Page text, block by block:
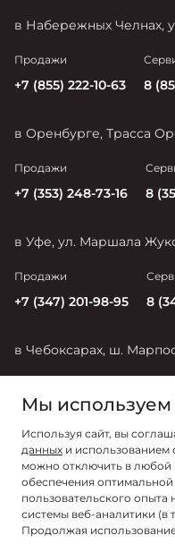
в Набережных Челнах,
Продажи
+7 (855) 222-10-63 8
в Оренбурге, Трасса
Продажи
+7 (353) 248-73-16 8
в Уфе, ул. Маршала
Продажи
+7 (347) 201-98-95 8
в Чебоксарах, ш.
+7 (835) 228-54-17 +7
Мы используем
Используя сайт, вы
данных и использованием
можно отключить в любой
обеспечения
пользовательского опыта
системы веб-аналитики (в
Продолжая